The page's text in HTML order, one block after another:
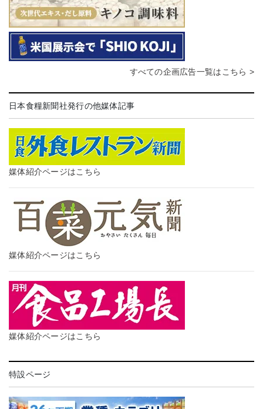
すべての企画広告一覧はこちら >
日本食糧新聞社発行の他媒体記事
媒体紹介ページはこちら
媒体紹介ページはこちら
媒体紹介ページはこちら
特設ページ